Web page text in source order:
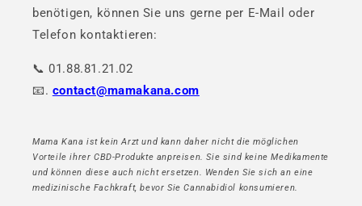
benötigen, können Sie uns gerne per E-Mail oder
Telefon kontaktieren:
📞 01.88.81.21.02
📧. contact@mamakana.com
Mama Kana ist kein Arzt und kann daher nicht die möglichen
Vorteile ihrer CBD-Produkte anpreisen. Sie sind keine Medikamente
und können diese auch nicht ersetzen. Wenden Sie sich an eine
medizinische Fachkraft, bevor Sie Cannabidiol konsumieren.